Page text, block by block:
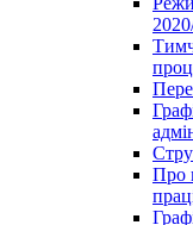
Про